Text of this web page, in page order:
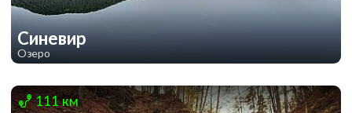
Синевир
Озеро
1 1
111 км